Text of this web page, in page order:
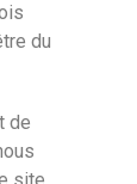
du
de